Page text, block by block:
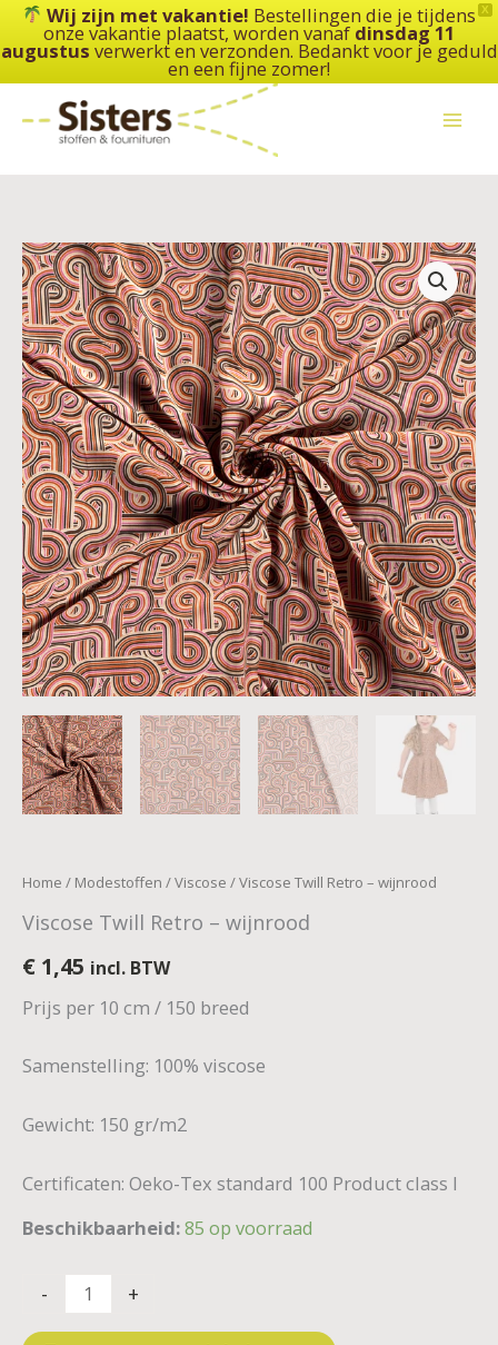
X
Wij zijn met vakantie! Bestellingen die je tijdens
onze vakantie plaatst, worden vanaf dinsdag 11
augustus verwerkt en verzonden. Bedankt voor je geduld
en een fijne zomer!
de
inhoud
Home / Modestoffen /Viscose / Viscose Twill Retro – wijnrood
Viscose Twill Retro – wijnrood
€ 1,45 incl. BTW
Prijs per 10 cm / 150 breed
Samenstelling: 100% viscose
Gewicht: 150 gr/m2
Certificaten: Oeko-Tex standard 100 Product class I
Beschikbaarheid:85 op voorraad
-
Viscose
Twill
Retro
-
wijnrood
aantal
+